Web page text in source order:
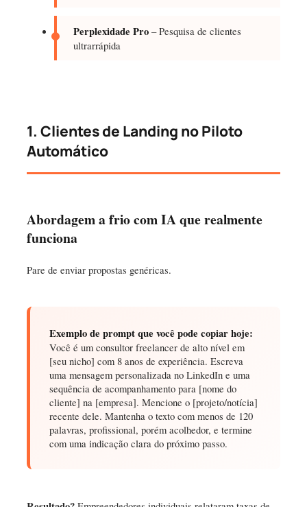
Perplexidade Pro– Pesquisa de clientes
ultrarrápida
1. Clientes de Landing no Piloto
Automático
Abordagem a frio com IA que realmente
funciona
Pare de enviar propostas genéricas.
Exemplo de prompt que você pode copiar hoje:
Você é um consultor freelancer de alto nível em
[seu nicho] com 8 anos de experiência. Escreva
uma mensagem personalizada no LinkedIn e uma
sequência de acompanhamento para [nome do
cliente] na [empresa]. Mencione o [projeto/notícia]
recente dele. Mantenha o texto com menos de 120
palavras, profissional, porém acolhedor, e termine
com uma indicação clara do próximo passo.